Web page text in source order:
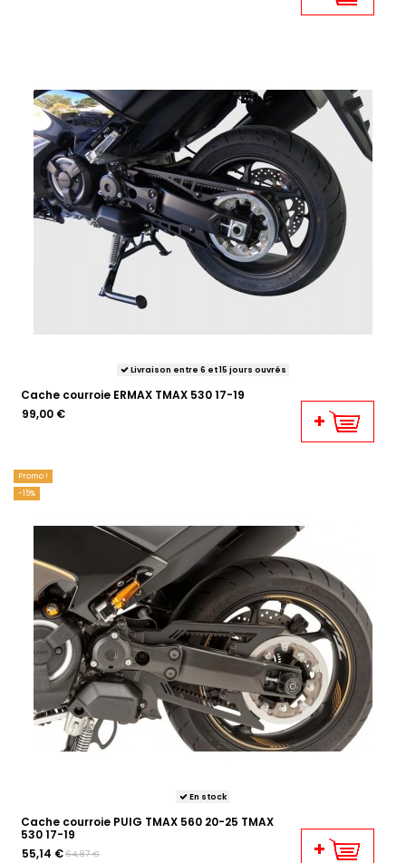
Livraison entre 6 et 15 jours ouvrés
Cache courroie ERMAX TMAX 530 17-19
99,00 €
Promo !
-15%
En stock
Cache courroie PUIG TMAX 560 20-25 TMAX
530 17-19
55,14 €64,87 €